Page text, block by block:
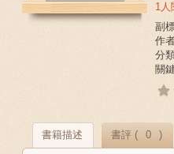
1人
副
作
分
關
書籍描述 書評 ( 0 )